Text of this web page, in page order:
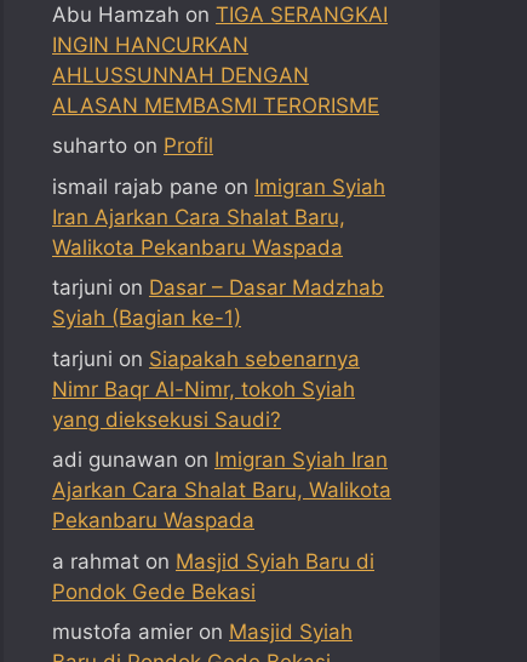
Abu Hamzah on TIGA SERANGKAI
INGIN HANCURKAN
AHLUSSUNNAH DENGAN
ALASAN MEMBASMI TERORISME
suharto on Profil
ismail rajab pane on Imigran Syiah
Iran Ajarkan Cara Shalat Baru,
Walikota Pekanbaru Waspada
tarjuni on Dasar – Dasar Madzhab
Syiah (Bagian ke-1)
tarjuni on Siapakah sebenarnya
Nimr Baqr Al-Nimr, tokoh Syiah
yang dieksekusi Saudi?
adi gunawan on Imigran Syiah Iran
Ajarkan Cara Shalat Baru, Walikota
Pekanbaru Waspada
a rahmat on Masjid Syiah Baru di
Pondok Gede Bekasi
mustofa amier on Masjid Syiah